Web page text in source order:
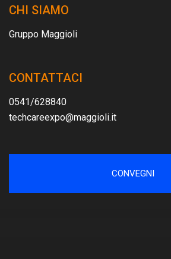
CHI SIAMO
Gruppo Maggioli
CONTATTACI
0541/628840
techcareexpo@maggioli.it
CONVEGNI